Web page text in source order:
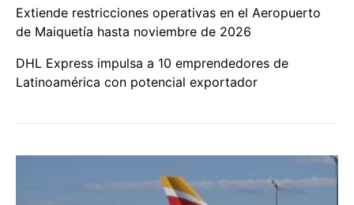
Extiende restricciones operativas en el Aeropuerto
de Maiquetía hasta noviembre de 2026
DHL Express impulsa a 10 emprendedores de
Latinoamérica con potencial exportador